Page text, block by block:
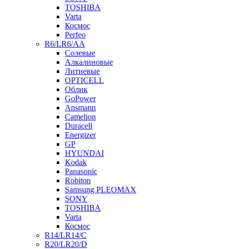
TOSHIBA
Varta
Космос
Perfeo
R6/LR6/AA
Солевые
Алкалиновые
Литиевые
OPTICELL
Облик
GoPower
Ansmann
Camelion
Duracell
Energizer
GP
HYUNDAI
Kodak
Panasonic
Robiton
Samsung PLEOMAX
SONY
TOSHIBA
Varta
Космос
R14/LR14/C
R20/LR20/D